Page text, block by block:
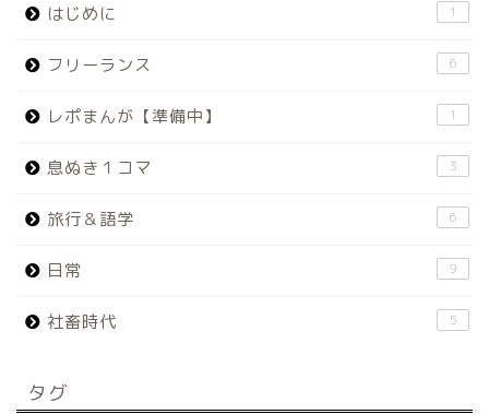
はじめに 1
フリーランス 6
レポまんが【準備中】 1
息ぬき１コマ 3
旅行＆語学 6
日常 9
社畜時代 5
タグ